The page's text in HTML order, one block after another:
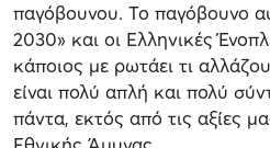
παγόβουνου. Το παγόβουνο
2030» και οι Ελληνικές
κάποιος με ρωτάει τι
είναι πολύ απλή και πολύ
πάντα, εκτός από τις αξίες